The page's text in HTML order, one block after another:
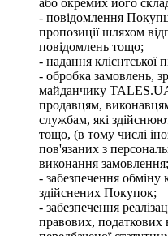
- повідомлення
пропозиції шляхом
повідомлень тощо;
- надання клієнтської
- обробка замовлень,
майданчику
продавцям,
службам, які
тощо, (в тому числі
пов'язаних з
виконання замовлення;
- забезпечення
здійснених Покупок;
- забезпечення
правових, податкових